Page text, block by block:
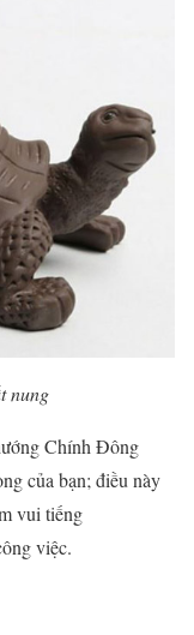
nung
Chính Đông
của bạn; điều này
vui tiếng
việc.